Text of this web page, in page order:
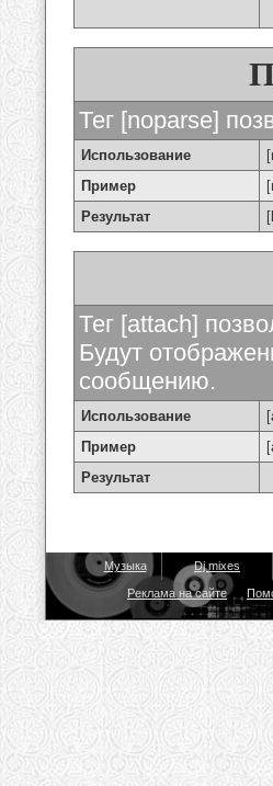
Тег [noparse]
Использование
Пример
Результат
Тег [attach]
Будут
сообщению.
Использование
Пример
Результат
Музыка Dj mixes
Реклама на сайте